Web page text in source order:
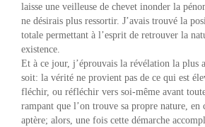
laisse une veilleuse de chevet inonder la
ne désirais plus ressortir. J’avais trouvé la
totale permettant à l’esprit de retrouver la
existence.
Et à ce jour, j’éprouvais la révélation la plus
soit: la vérité ne provient pas de ce qui est
fléchir, ou réfléchir vers soi-même avant toute
rampant que l’on trouve sa propre nature, en
aptère; alors, une fois cette démarche